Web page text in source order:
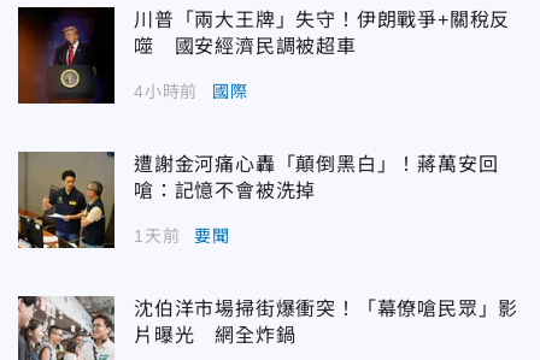
川普「兩大王牌」失守！伊朗戰爭+關稅反
噬 國安經濟民調被超車
4小時前 國際
遭謝金河痛心轟「顛倒黑白」！蔣萬安回
嗆：記憶不會被洗掉
1天前 要聞
沈伯洋市場掃街爆衝突！「幕僚嗆民眾」影
片曝光 網全炸鍋